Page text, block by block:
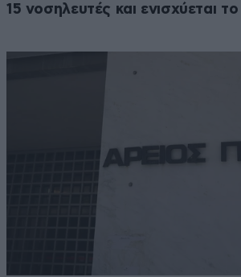
15 νοσηλευτές και ενισχύεται